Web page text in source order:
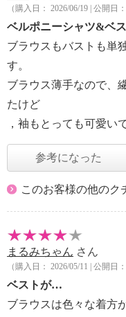
（購入日： 2026/06/19 | 公開日：
ベルポニーシャツ&ベ
ブラウスもバストも単
す。
ブラウス薄手なので、
たけど
，袖もとっても可愛い
参考になった
このお客様の他のク
まるみちゃん さん
（購入日： 2026/05/11 | 公開日：
ベストが…
ブラウスは色々な着方